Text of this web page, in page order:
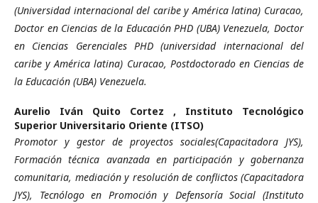
(Universidad internacional del caribe y América latina) Curacao,
Doctor en Ciencias de la Educación PHD (UBA) Venezuela, Doctor
en Ciencias Gerenciales PHD (universidad internacional del
caribe y América latina) Curacao, Postdoctorado en Ciencias de
la Educación (UBA) Venezuela.
Aurelio Iván Quito Cortez , Instituto Tecnológico
Superior Universitario Oriente (ITSO)
Promotor y gestor de proyectos sociales(Capacitadora JYS),
Formación técnica avanzada en participación y gobernanza
comunitaria, mediación y resolución de conflictos (Capacitadora
JYS), Tecnólogo en Promoción y Defensoría Social (Instituto